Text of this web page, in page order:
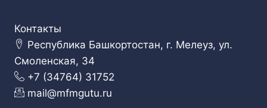
Контакты
Республика Башкортостан, г. Мелеуз, ул.
Смоленская, 34
+7 (34764) 31752
mail@mfmgutu.ru